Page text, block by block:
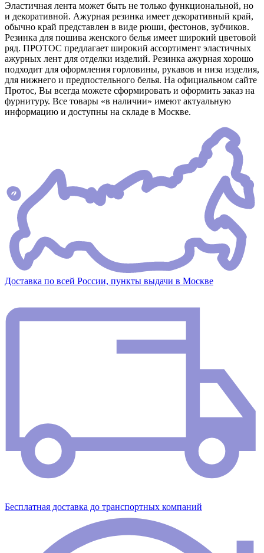
Эластичная лента может быть не только функциональной, но
и декоративной. Ажурная резинка имеет декоративный край,
обычно край представлен в виде рюши, фестонов, зубчиков.
Резинка для пошива женского белья имеет широкий цветовой
ряд. ПРОТОС предлагает широкий ассортимент эластичных
ажурных лент для отделки изделий. Резинка ажурная хорошо
подходит для оформления горловины, рукавов и низа изделия,
для нижнего и предпостельного белья. На официальном сайте
Протос, Вы всегда можете сформировать и оформить заказ на
фурнитуру. Все товары «в наличии» имеют актуальную
информацию и доступны на складе в Москве.
Доставка по всей России, пункты выдачи в Москве
Бесплатная доставка до транспортных компаний